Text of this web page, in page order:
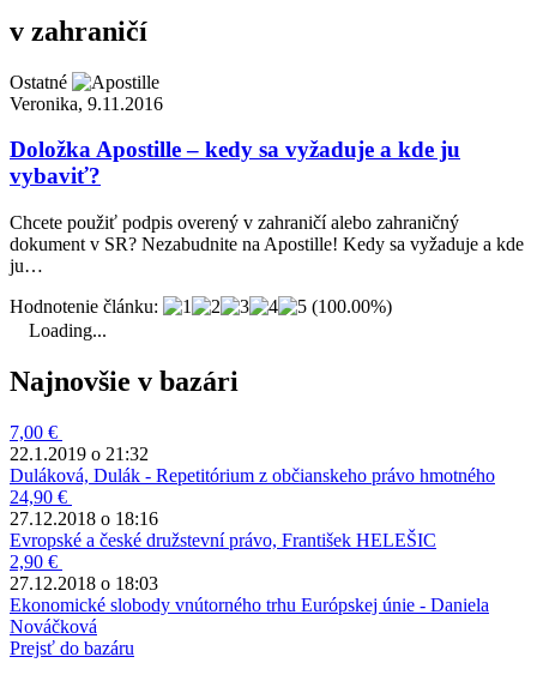
v zahraničí
Ostatné
Veronika, 9.11.2016
Doložka Apostille – kedy sa vyžaduje a kde ju
vybaviť?
Chcete použiť podpis overený v zahraničí alebo zahraničný
dokument v SR? Nezabudnite na Apostille! Kedy sa vyžaduje a kde
ju…
Hodnotenie článku:
(100.00%)
Loading...
Najnovšie v bazári
7,00 €
22.1.2019 o 21:32
Duláková, Dulák - Repetitórium z občianskeho právo hmotného
24,90 €
27.12.2018 o 18:16
Evropské a české družstevní právo, František HELEŠIC
2,90 €
27.12.2018 o 18:03
Ekonomické slobody vnútorného trhu Európskej únie - Daniela
Nováčková
Prejsť do bazáru